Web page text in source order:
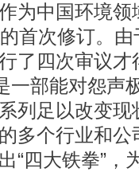
为中国环境领
首次修订。
了四次审议
一部能对怨声
列足以改变
多个行业和
“四大铁拳”，